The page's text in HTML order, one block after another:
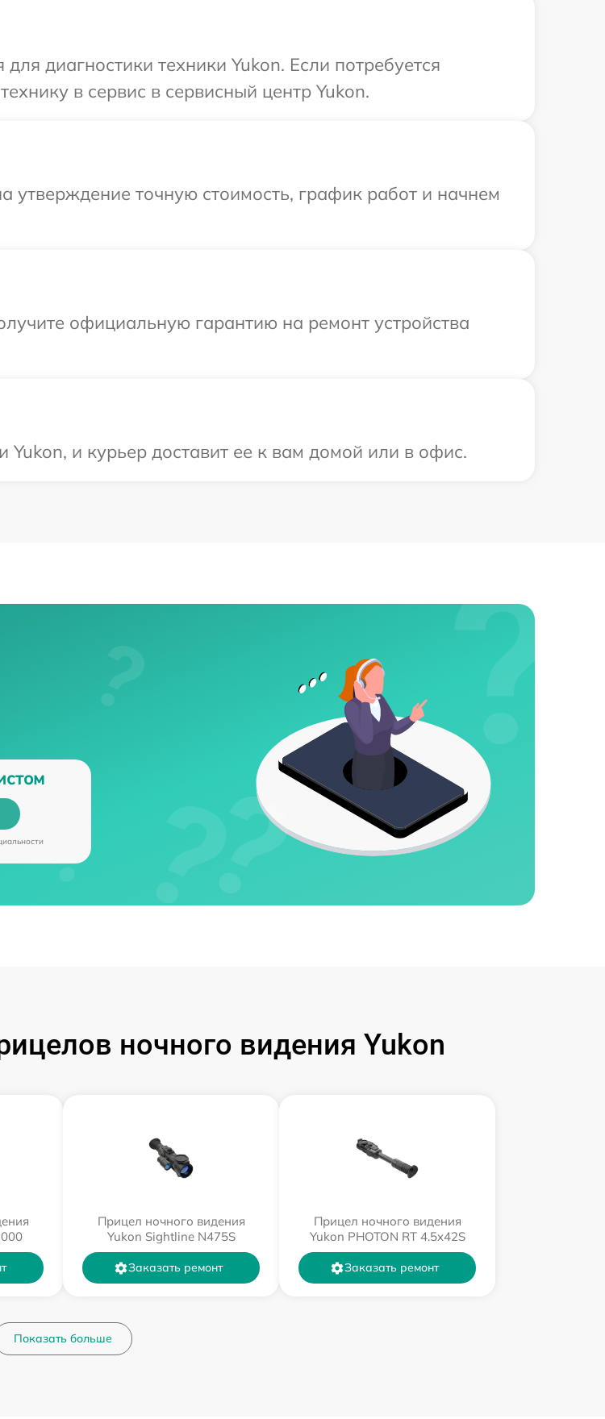
диагностики техники Yukon. Если потребуется
в сервис в сервисный центр Yukon.
утверждение точную стоимость, график работ и начнем
официальную гарантию на ремонт устройства
и курьер доставит ее к вам домой или в офис.
ночного видения Yukon
Прицел ночного видения
Yukon Sightline N475S
Заказать ремонт
Прицел ночного видения
Yukon PHOTON RT 4.5x42S
Заказать ремонт
Показать больше